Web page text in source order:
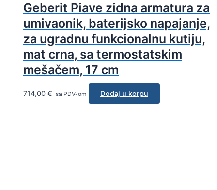
Geberit Piave zidna armatura za
umivaonik, baterijsko napajanje,
za ugradnu funkcionalnu kutiju,
mat crna, sa termostatskim
mešačem, 17 cm
714,00 € sa PDV-om Dodaj u korpu